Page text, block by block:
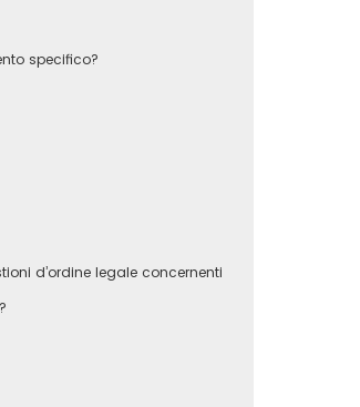
specifico?
d’ordine legale concernenti